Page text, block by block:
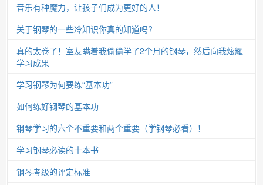
音乐有种魔力，让孩子们成为更好的人！
关于钢琴的一些冷知识你真的知道吗?
真的太卷了！室友瞒着我偷偷学了2个月的钢琴，然后向我炫耀
学习成果
学习钢琴为何要练“基本功”
如何练好钢琴的基本功
钢琴学习的六个不重要和两个重要（学钢琴必看）！
学习钢琴必读的十本书
钢琴考级的评定标准